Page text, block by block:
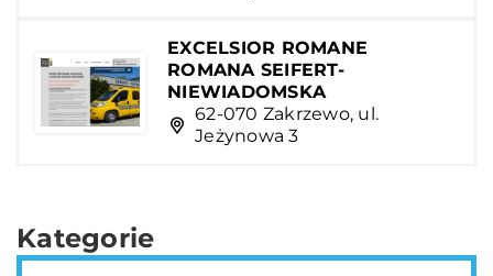
EXCELSIOR ROMANE
ROMANA SEIFERT-
NIEWIADOMSKA
62-070 Zakrzewo, ul.
Jeżynowa 3
Kategorie